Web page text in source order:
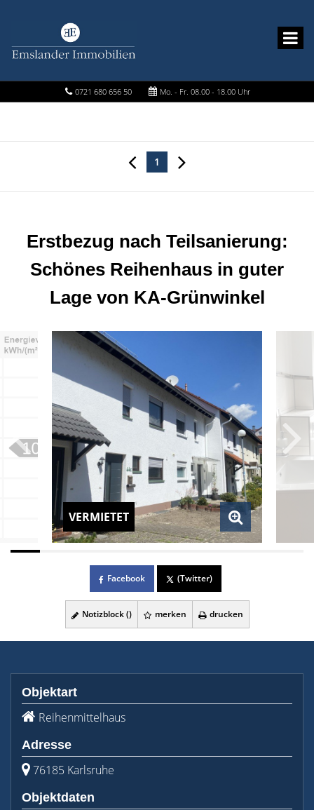
0721 680 656 50 Mo. - Fr. 08.00 - 18.00 Uhr
1
Erstbezug nach Teilsanierung:
Schönes Reihenhaus in guter
Lage von KA-Grünwinkel
VERMIETET
Facebook (Twitter)
Notizblock () merken drucken
Objektart
Reihenmittelhaus
Adresse
76185 Karlsruhe
Objektdaten